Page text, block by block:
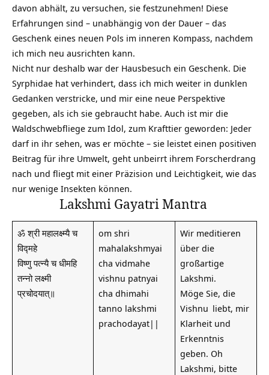
davon abhält, zu versuchen, sie festzunehmen! Diese
Erfahrungen sind – unabhängig von der Dauer – das
Geschenk eines neuen Pols im inneren Kompass, nachdem
ich mich neu ausrichten kann.
Nicht nur deshalb war der Hausbesuch ein Geschenk. Die
Syrphidae hat verhindert, dass ich mich weiter in dunklen
Gedanken verstricke, und mir eine neue Perspektive
gegeben, als ich sie gebraucht habe. Auch ist mir die
Waldschwebfliege zum Idol, zum Krafttier geworden: Jeder
darf in ihr sehen, was er möchte – sie leistet einen positiven
Beitrag für ihre Umwelt, geht unbeirrt ihrem Forscherdrang
nach und fliegt mit einer Präzision und Leichtigkeit, wie das
nur wenige Insekten können.
Lakshmi Gayatri Mantra
ॐ श्री महालक्ष्म्यै च
विद्महे
विष्णु पत्न्यै च धीमहि
तन्नो लक्ष्मी
प्रचोदयात्॥
om shri
mahalakshmyai
cha vidmahe
vishnu patnyai
cha dhimahi
tanno lakshmi
prachodayat||
Wir meditieren
über die
großartige
Lakshmi.
Möge Sie, die
Vishnu liebt, mir
Klarheit und
Erkenntnis
geben. Oh
Lakshmi, bitte